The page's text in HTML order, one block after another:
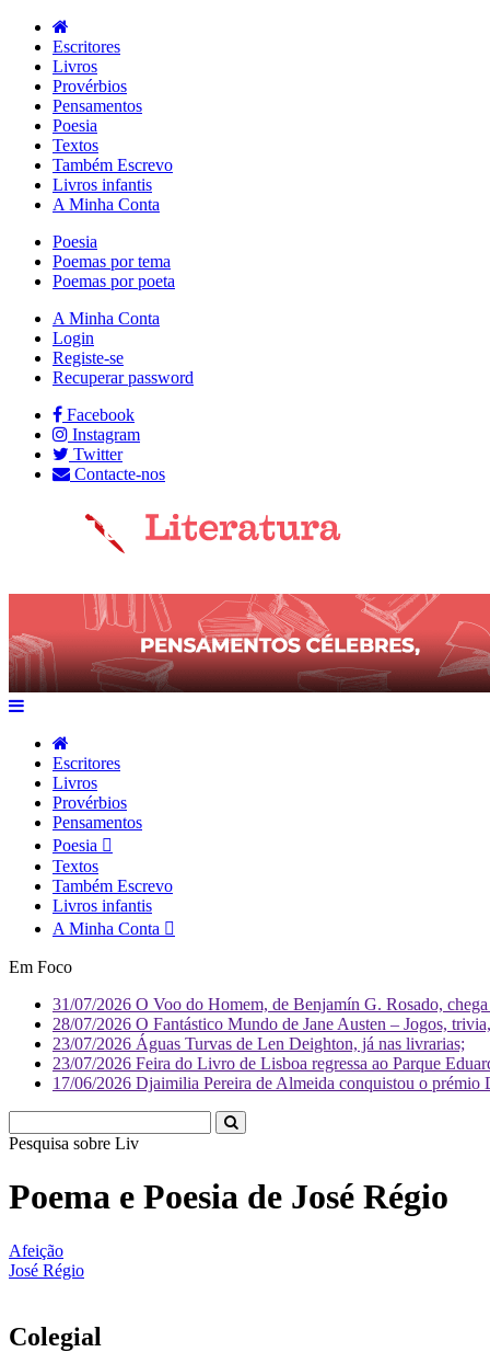
Escritores
Livros
Provérbios
Pensamentos
Poesia
Textos
Também Escrevo
Livros infantis
A Minha Conta
Poesia
Poemas por tema
Poemas por poeta
A Minha Conta
Login
Registe-se
Recuperar password
Facebook
Instagram
Twitter
Contacte-nos
Escritores
Livros
Provérbios
Pensamentos
Poesia
Textos
Também Escrevo
Livros infantis
A Minha Conta
Em Foco
31/07/2026 O Voo do Homem, de Benjamín G. Rosado,
28/07/2026 O Fantástico Mundo de Jane Austen – Jogos,
23/07/2026 Águas Turvas de Len Deighton, já nas livrarias;
23/07/2026 Feira do Livro de Lisboa regressa ao Parque
17/06/2026 Djaimilia Pereira de Almeida conquistou o
Pesquisa sobre Literatura
Poema e Poesia de José Régio
Afeição
José Régio
Colegial